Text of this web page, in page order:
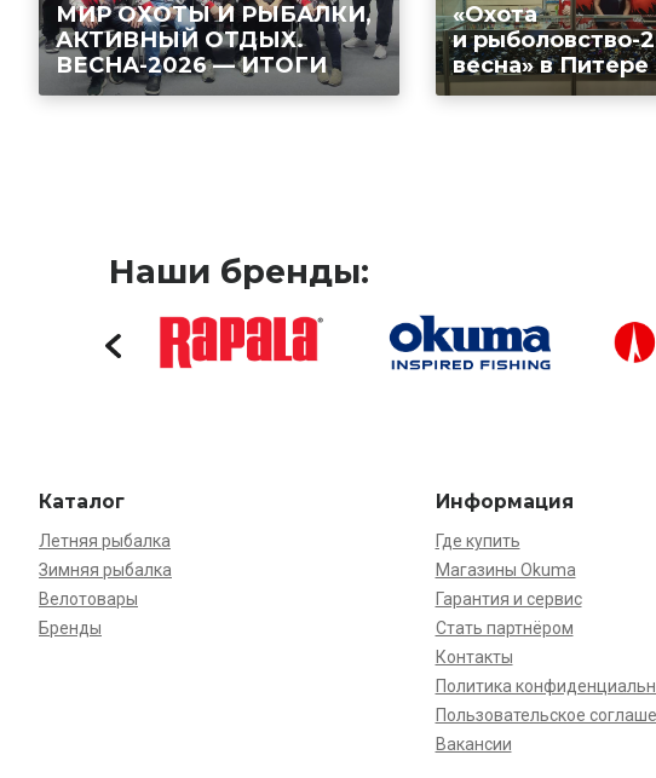
МИР ОХОТЫ И РЫБАЛКИ,
АКТИВНЫЙ ОТДЫХ.
ВЕСНА-2026 — ИТОГИ
«Охота
и рыболовство-
весна» в Питере
Наши бренды:
Каталог
Летняя рыбалка
Зимняя рыбалка
Велотовары
Бренды
Информация
Где купить
Магазины Okuma
Гарантия и сервис
Стать партнёром
Контакты
Политика
Пользовательское
Вакансии